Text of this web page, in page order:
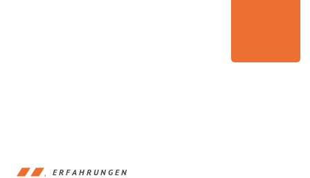
ERFAHRUNGEN